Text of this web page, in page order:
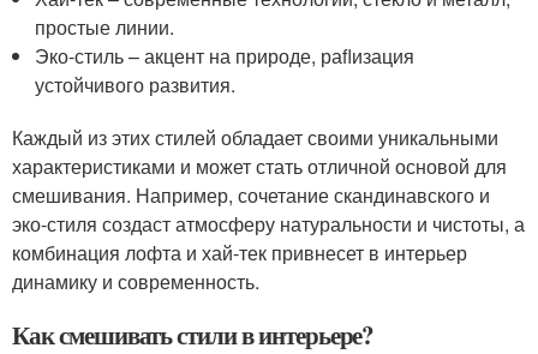
простые линии.
Эко-стиль – акцент на природе, раﬂизация
устойчивого развития.
Каждый из этих стилей обладает своими уникальными
характеристиками и может стать отличной основой для
смешивания. Например, сочетание скандинавского и
эко-стиля создаст атмосферу натуральности и чистоты, а
комбинация лофта и хай-тек привнесет в интерьер
динамику и современность.
Как смешивать стили в интерьере?